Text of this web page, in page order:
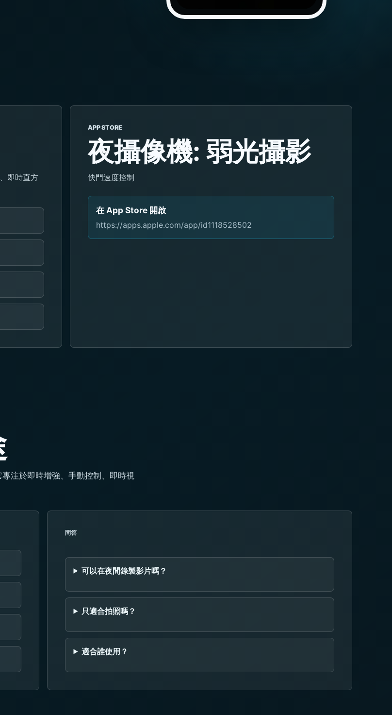
即時直方
APP STORE
夜攝像機: 弱光攝影
快門速度控制
在 App Store 開啟
https://apps.apple.com/app/id1118528502
注於即時增強、手動控制、即時視
問答
可以在夜間錄製影片嗎？
只適合拍照嗎？
適合誰使用？